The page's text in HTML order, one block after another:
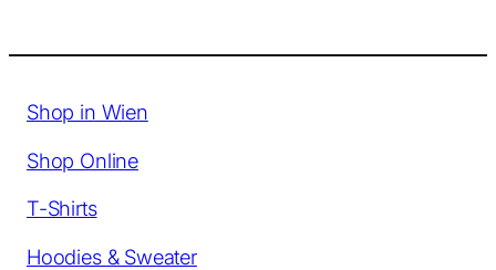
Shop in Wien
Shop Online
T-Shirts
Hoodies & Sweater